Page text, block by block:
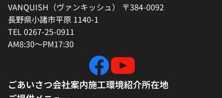
VANQUISH（ヴァンキッシュ） 〒384-0092
長野県小諸市平原 1140-1
TEL 0267-25-0911
AM8:30～PM17:30
ごあいさつ会社案内施工環境紹介所在地